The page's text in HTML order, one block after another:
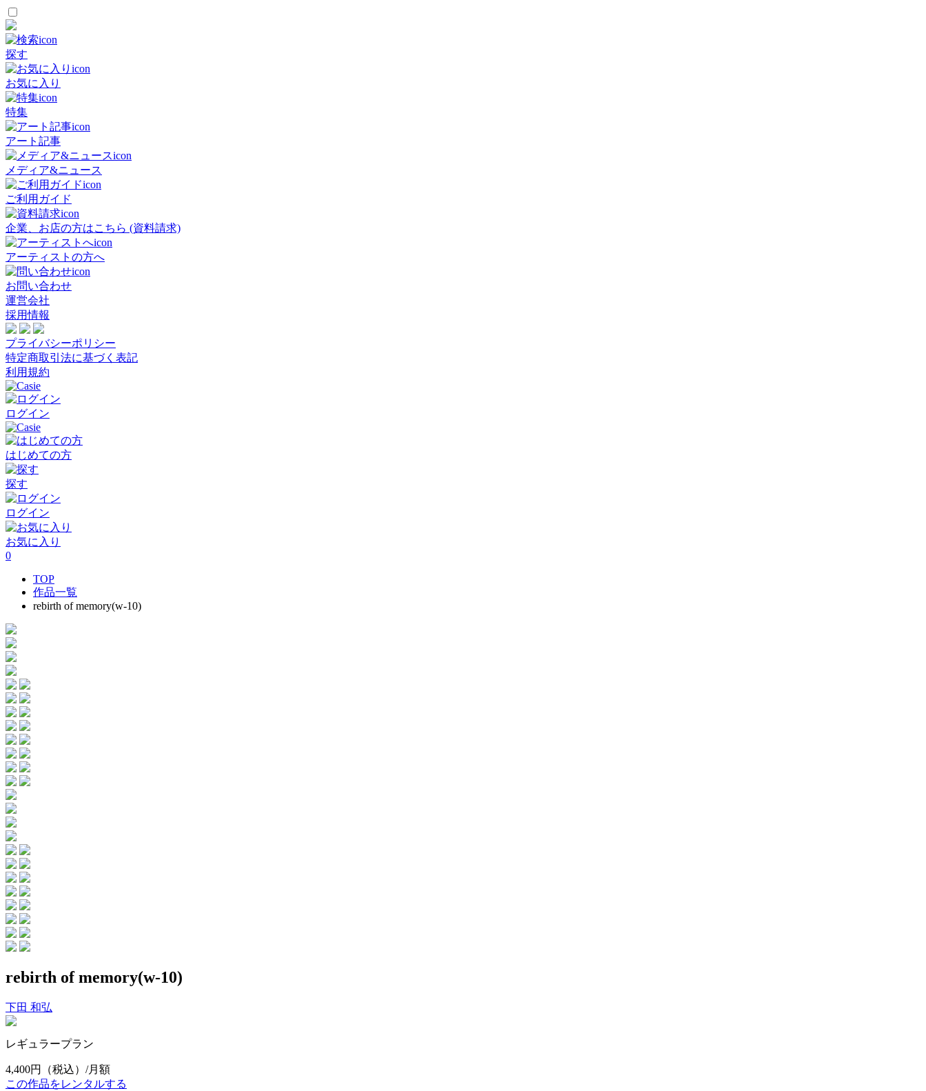
探す
お気に入り
特集
アート記事
メディア&ニュース
ご利用ガイド
企業、お店の方はこちら (資料請求)
アーティストの方へ
お問い合わせ
運営会社
採用情報
プライバシーポリシー
特定商取引法に基づく表記
利用規約
ログイン
はじめての方
探す
ログイン
お気に入り
0
TOP
作品一覧
rebirth of memory(w-10)
rebirth of memory(w-10)
下田 和弘
レギュラープラン
4,400円
（税込）/月額
この作品をレンタルする